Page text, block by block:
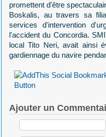
promettent d'être
Boskalis, au travers sa
services d'intervention
l'accident du Concordia.
local Tito Neri, avait ainsi
gardiennage du navire
Ajouter un